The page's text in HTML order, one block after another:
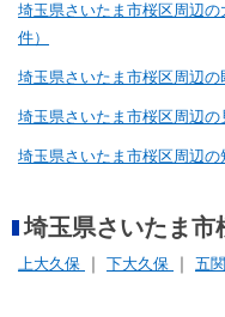
埼玉県さいたま市桜区周辺
件）
埼玉県さいたま市桜区周辺の
埼玉県さいたま市桜区周辺の
埼玉県さいたま市桜区周辺の
埼玉県さいたま市
上大久保 下大久保 五関